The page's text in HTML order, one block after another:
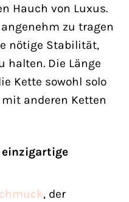
Hauch von Luxus.
zu tragen
nötige Stabilität,
halten. Die Länge
Kette sowohl solo
anderen Ketten
, der